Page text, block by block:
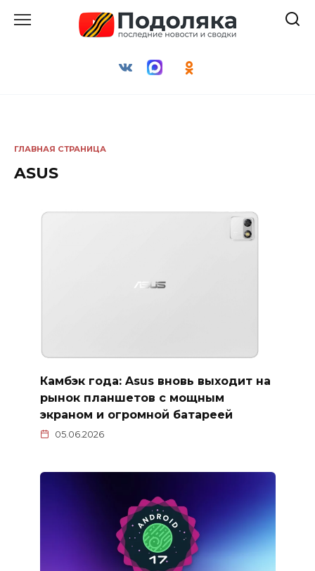
ГЛАВНАЯ СТРАНИЦА
ASUS
Камбэк года: Asus вновь выходит на
рынок планшетов с мощным
экраном и огромной батареей
05.06.2026